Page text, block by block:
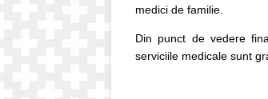
medici de familie.
Din punct de vedere
serviciile medicale sunt